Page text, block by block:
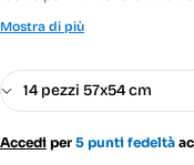
cattivi odori e nascondono
Caratteristiche:
massima efficacia
Mostra di più
Accedi per 5 punti fedeltà